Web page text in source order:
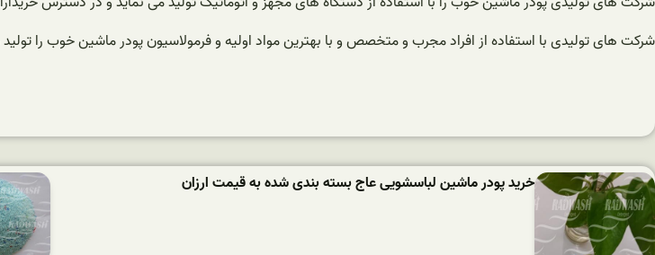
شرکت های تولیدی با استفاده از افراد مجرب و متخصص و با بهترین مواد اولیه و فرمولاسیون پودر ماشین خوب را تولید
خرید پودر ماشین لباسشویی عاج بسته بندی شده به قیمت ارزان